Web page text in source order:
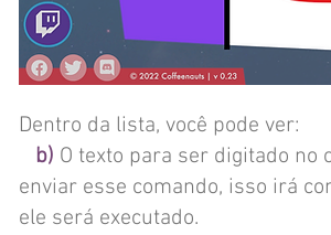
Dentro da lista, você pode ver:
b) O texto para ser digitado no
enviar esse comando, isso irá
ele será executado.